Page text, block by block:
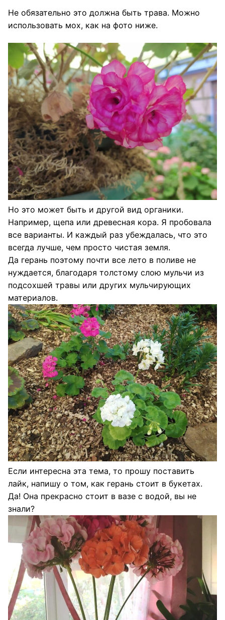
Не обязательно это должна быть трава. Можно
использовать мох, как на фото ниже.
Но это может быть и другой вид органики.
Например, щепа или древесная кора. Я пробовала
все варианты. И каждый раз убеждалась, что это
всегда лучше, чем просто чистая земля.
Да герань поэтому почти все лето в поливе не
нуждается, благодаря толстому слою мульчи из
подсохшей травы или других мульчирующих
материалов.
Если интересна эта тема, то прошу поставить
лайк, напишу о том, как герань стоит в букетах.
Да! Она прекрасно стоит в вазе с водой, вы не
знали?